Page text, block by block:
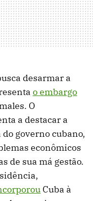
desarmar a
o embargo
O
a destacar a
governo cubano,
econômicos
de sua má gestão.
Cuba à